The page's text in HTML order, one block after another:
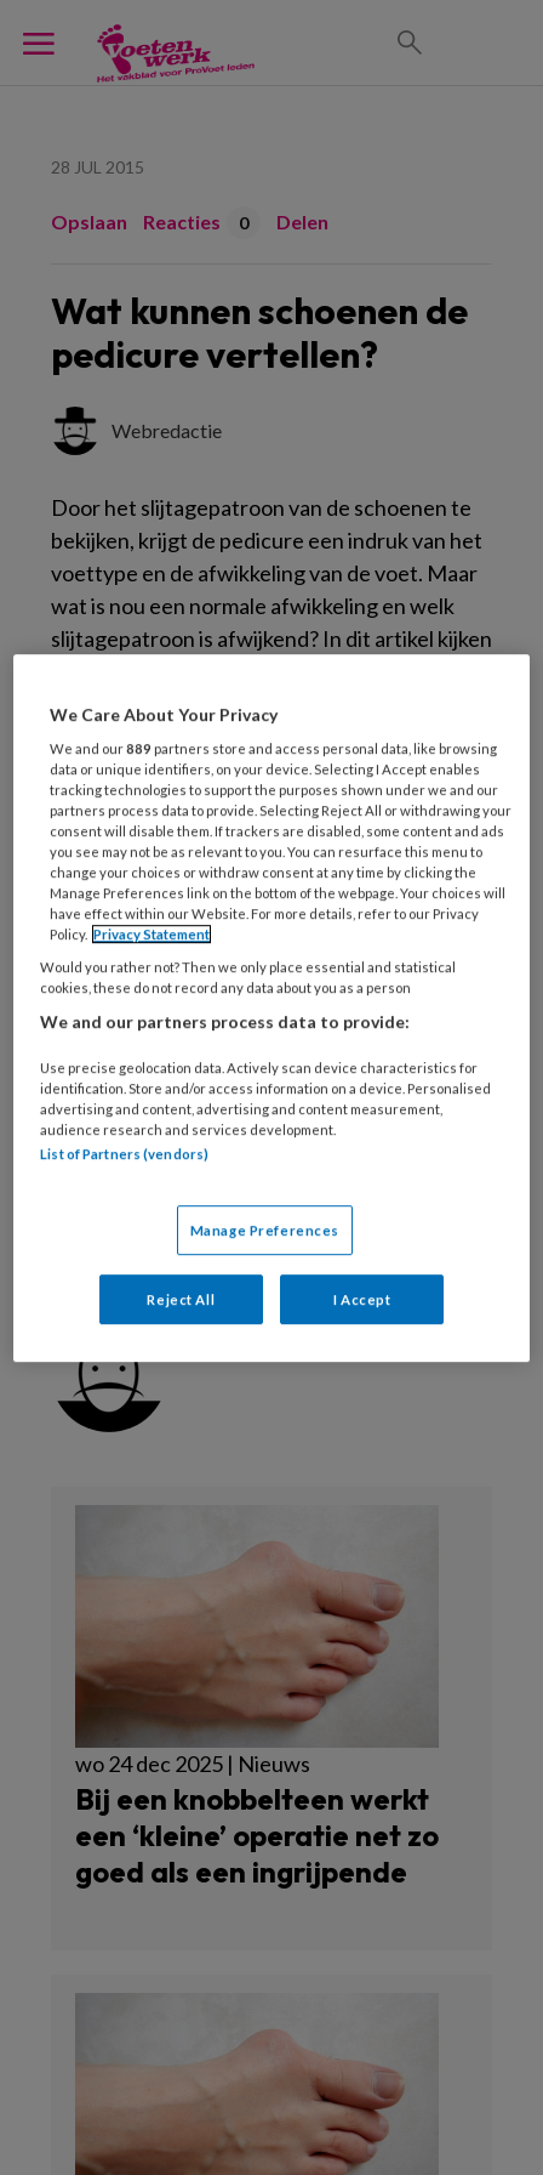
28 JUL 2015
Opslaan Reacties 0 Delen
Wat kunnen schoenen de
pedicure vertellen?
Webredactie
Door het slijtagepatroon van de schoenen te
bekijken, krijgt de pedicure een indruk van het
voettype en de afwikkeling van de voet. Maar
wat is nou een normale afwikkeling en welk
slijtagepatroon is afwijkend? In dit artikel kijken
bepalen wat een afwijkend patroon is. Deze
kennis is voor een pedicure noodzakelijk om
door te kunnen verwijzen bij terugkerende
voetproblemen.
Achtergrond Wat kunnen schoenen de
pedicure vertellen? Podopost december
2014;27 (PDF)
Reageer op dit artikel Deel dit artikel
drukplekken gait analysis hallux valgus
Webredactie
wo 24 dec 2025 | Nieuws
Bij een knobbelteen werkt
een ‘kleine’ operatie net zo
goed als een ingrijpende
We Care About Your Privacy
We and our889 partners store and access personal data, like browsing
data or unique identifiers, on your device. Selecting I Accept enables
tracking technologies to support the purposes shown under we and our
partners process data to provide. Selecting Reject All or withdrawing your
consent will disable them. If trackers are disabled, some content and ads
you see may not be as relevant to you. You can resurface this menu to
change your choices or withdraw consent at any time by clicking the
Manage Preferences link on the bottom of the webpage. Your choices will
have effect within our Website. For more details, refer to our Privacy
Policy. Privacy Statement
Would you rather not? Then we only place essential and statistical
cookies, these do not record any data about you as a person
We and our partners process data to provide:
Use precise geolocation data. Actively scan device characteristics for
identification. Store and/or access information on a device. Personalised
advertising and content, advertising and content measurement,
audience research and services development.
List of Partners (vendors)
Manage Preferences
Reject All I Accept